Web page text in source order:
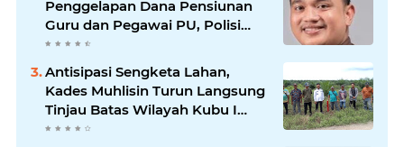
Penggelapan Dana Pensiunan
Guru dan Pegawai PU, Polisi
Pastikan Proses Hukum
Berjalan
Antisipasi Sengketa Lahan,
Kades Muhlisin Turun Langsung
Tinjau Batas Wilayah Kubu I
yang Diduga Diserobot PT Jatim